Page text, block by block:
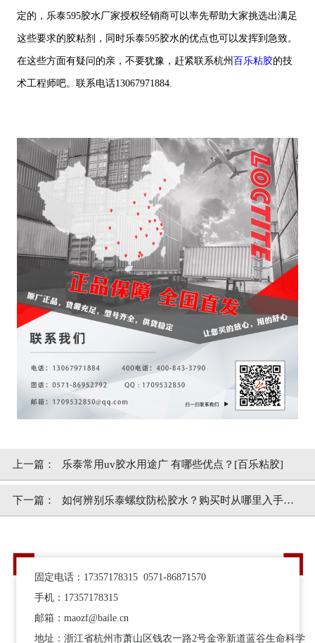
定的，乐泰595胶水厂家授权经销商可以率先帮助大家挑选出满足
这些要求的胶粘剂，同时乐泰595胶水的优点也可以发挥到急致。
在这些方面有疑问的亲，不要犹豫，赶紧联系杭州 百乐粘胶的技
术工程师吧。联系电话13067971884.
上一篇： 乐泰常用uv胶水用途广 有哪些优点？[百乐粘胶]
下一篇： 如何辨别乐泰螺纹防松胶水？购买时从哪里入手？
固定电话：17357178315 0571-86871570
手机：17357178315
邮箱：maozf@baile.cn
地址：浙江省杭州市萧山区钱农一路2号金帝新道蓝谷生命科学